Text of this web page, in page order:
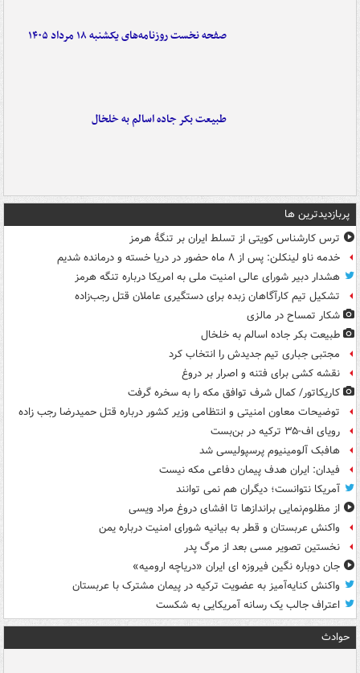
صفحه نخست روزنامه‌های یکشنبه ۱۸ مرداد ۱۴۰۵
طبیعت بکر جاده اسالم به خلخال
پربازدیدترین ها
ترس کارشناس کویتی از تسلط ایران بر تنگۀ هرمز
خدمه ناو لینکلن: پس از ۸ ماه حضور در دریا خسته و درمانده‌ شدیم
هشدار دبیر شورای عالی امنیت ملی به امریکا درباره تنگه هرمز
تشکیل تیم کارآگاهان زبده برای دستگیری عاملان قتل رجب‌زاده
شکار تمساح در مالزی
طبیعت بکر جاده اسالم به خلخال
مجتبی جباری تیم جدیدش را انتخاب کرد
نقشه کشی برای فتنه و اصرار بر دروغ
کاریکاتور/ کمال شرف توافق مکه را به سخره گرفت
توضیحات معاون امنیتی و انتظامی وزیر کشور درباره قتل حمیدرضا رجب زاده
رویای اف-۳۵ ترکیه در بن‌بست
هافبک آلومینیوم پرسپولیسی شد
فیدان: ایران هدف پیمان دفاعی مکه نیست
آمریکا نتوانست؛ دیگران هم نمی توانند
از مظلوم‌نمایی براندازها تا افشای دروغ مراد ویسی
واکنش عربستان و قطر به بیانیه شورای امنیت درباره یمن
نخستین تصویر مسی بعد از مرگ پدر
جان دوباره نگین فیروزه ای ایران «دریاچه ارومیه»
واکنش کنایه‌آمیز به عضویت ترکیه در پیمان مشترک با عربستان
اعتراف جالب یک رسانه آمریکایی به شکست
حوادث